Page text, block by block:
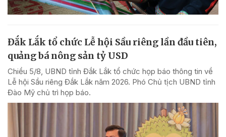
Đắk Lắk tổ chức Lễ hội Sầu riêng lần đầu tiên,
quảng bá nông sản tỷ USD
Chiều 5/8, UBND tỉnh Đắk Lắk tổ chức họp báo thông tin về
Lễ hội Sầu riêng Đắk Lắk năm 2026. Phó Chủ tịch UBND tỉnh
Đào Mỹ chủ trì họp báo.